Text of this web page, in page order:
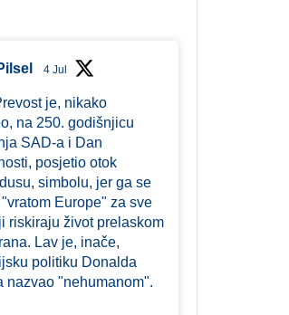
4 Jul
je, nikako
na 250. godišnjicu
SAD-a i Dan
posjetio otok
simbolu, jer ga se
Europe" za sve
riskiraju život prelaskom
Lav je, inače,
politiku Donalda
nazvao "nehumanom".